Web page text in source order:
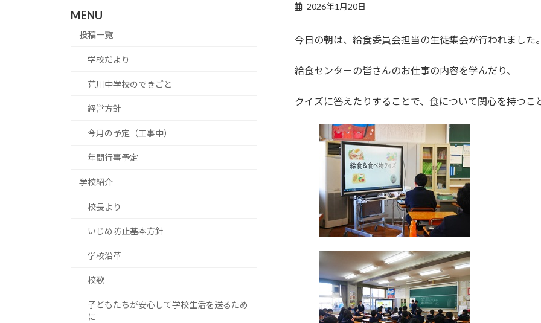
2026年1月20日
今日の朝は、給食委員会担当の生徒集会が行われました。
給食センターの皆さんのお仕事の内容を学んだり、
クイズに答えたりすることで、食について関心を持つこ
MENU
投稿一覧
学校だより
荒川中学校のできごと
経営方針
今月の予定（工事中）
年間行事予定
学校紹介
校長より
いじめ防止基本方針
学校沿革
校歌
子どもたちが安心して学校生活を送るため
に